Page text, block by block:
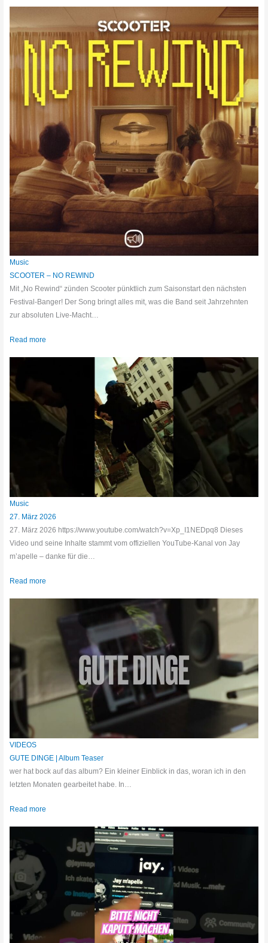
Music
SCOOTER – NO REWIND
Mit „No Rewind“ zünden Scooter pünktlich zum Saisonstart den nächsten
Festival-Banger! Der Song bringt alles mit, was die Band seit Jahrzehnten
zur absoluten Live-Macht…
Read more
Music
27. März 2026
27. März 2026 https://www.youtube.com/watch?v=Xp_I1NEDpq8 Dieses
Video und seine Inhalte stammt vom offiziellen YouTube-Kanal von Jay
m’apelle – danke für die…
Read more
VIDEOS
GUTE DINGE | Album Teaser
wer hat bock auf das album? Ein kleiner Einblick in das, woran ich in den
letzten Monaten gearbeitet habe. In…
Read more